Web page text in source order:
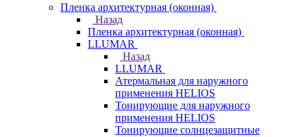
Пленка архитектурная (оконная)
Назад
Пленка архитектурная (оконная)
LLUMAR
Назад
LLUMAR
Атермальная для наружного
применения HELIOS
Тонирующие для наружного
применения HELIOS
Тонирующие солнцезащитные